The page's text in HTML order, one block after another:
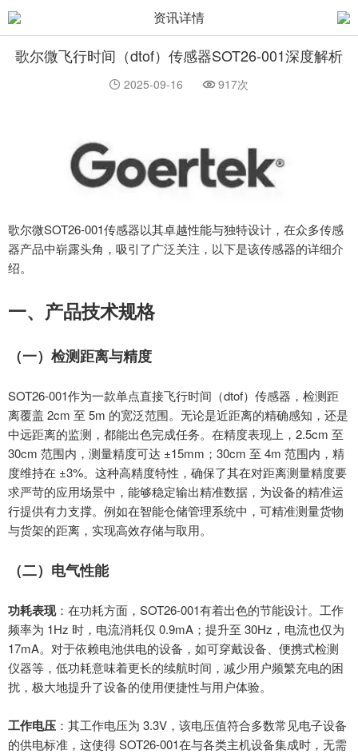
资讯详情
歌尔微飞行时间（dtof）传感器SOT26-001深度解析
2025-09-16 917次
歌尔微SOT26-001传感器以其卓越性能与独特设计，在众多传感
器产品中崭露头角，吸引了广泛关注，以下是该传感器的详细介
绍。
一、产品技术规格
（一）检测距离与精度
SOT26-001作为一款单点直接飞行时间（dtof）传感器，检测距
离覆盖 2cm 至 5m 的宽泛范围。无论是近距离的精确感知，还是
中远距离的监测，都能出色完成任务。在精度表现上，2.5cm 至
30cm 范围内，测量精度可达 ±15mm；30cm 至 4m 范围内，精
度维持在 ±3%。这种高精度特性，确保了其在对距离测量精度要
求严苛的应用场景中，能够稳定输出精准数据，为设备的精准运
行提供有力支撑。例如在智能仓储管理系统中，可精准测量货物
与货架的距离，实现高效存储与取用。
（二）电气性能
功耗表现：在功耗方面， SOT26-001有着出色的节能设计。工作
频率为 1Hz 时，电流消耗仅 0.9mA ；提升至 30Hz ，电流也仅为
17mA。对于依赖电池供电的设备，如可穿戴设备、便携式检测
仪器等，低功耗意味着更长的续航时间，减少用户频繁充电的困
扰，极大地提升了设备的使用便捷性与用户体验。
工作电压 ：其工作电压为 3.3V ，该电压值符合多数常见电子设备
的供电标准，这使得SOT26-001在与各类主机设备集成时，无需